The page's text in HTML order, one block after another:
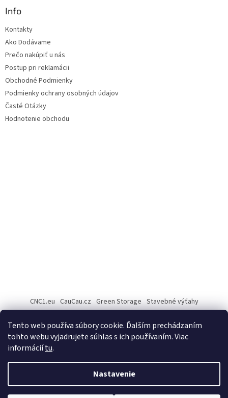
Tento web používa súbory cookie. Ďalším prechádzaním
tohto webu vyjadrujete súhlas s ich používaním. Viac
informáciítu.
Nastavenie
Info
Kontakty
Ako Dodávame
Prečo nakúpiť u nás
Postup pri reklamácii
Obchodné Podmienky
Podmienky ochrany osobných údajov
Časté Otázky
Hodnotenie obchodu
CNC1.eu CauCau.cz Green Storage Stavebné výťahy
Rezanie Fiber laserom